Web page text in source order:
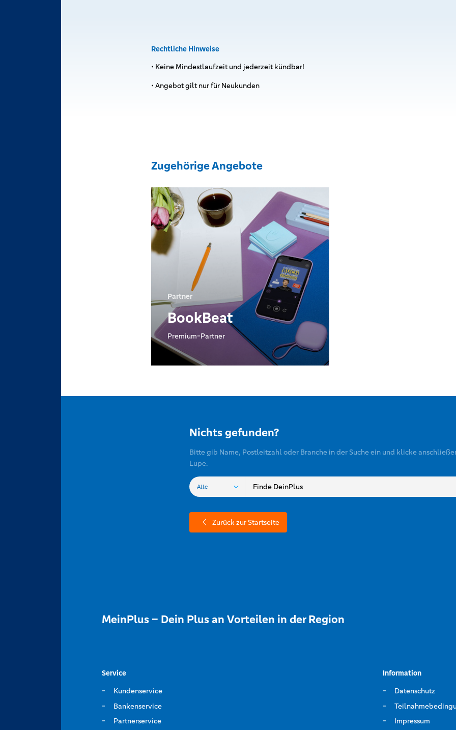
Rechtliche Hinweise
• Keine Mindestlaufzeit und jederzeit kündbar!
• Angebot gilt nur für Neukunden
Zugehörige Angebote
Partner
BookBeat
Premium-Partner
Nichts gefunden?
Bitte gib Name, Postleitzahl oder Branche in der Suche ein und klicke
Lupe.
Zurück zur Startseite
MeinPlus – Dein Plus an Vorteilen in der Region
Service
Kundenservice
Bankenservice
Partnerservice
Information
Datenschutz
Impressum